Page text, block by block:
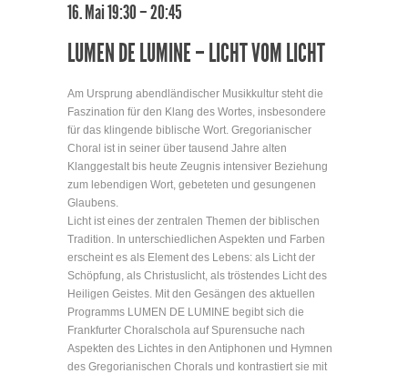
16. Mai 19:30 – 20:45
LUMEN DE LUMINE – LICHT VOM LICHT
Am Ursprung abendländischer Musikkultur steht die
Faszination für den Klang des Wortes, insbesondere
für das klingende biblische Wort. Gregorianischer
Choral ist in seiner über tausend Jahre alten
Klanggestalt bis heute Zeugnis intensiver Beziehung
zum lebendigen Wort, gebeteten und gesungenen
Glaubens.
Licht ist eines der zentralen Themen der biblischen
Tradition. In unterschiedlichen Aspekten und Farben
erscheint es als Element des Lebens: als Licht der
Schöpfung, als Christuslicht, als tröstendes Licht des
Heiligen Geistes. Mit den Gesängen des aktuellen
Programms LUMEN DE LUMINE begibt sich die
Frankfurter Choralschola auf Spurensuche nach
Aspekten des Lichtes in den Antiphonen und Hymnen
des Gregorianischen Chorals und kontrastiert sie mit